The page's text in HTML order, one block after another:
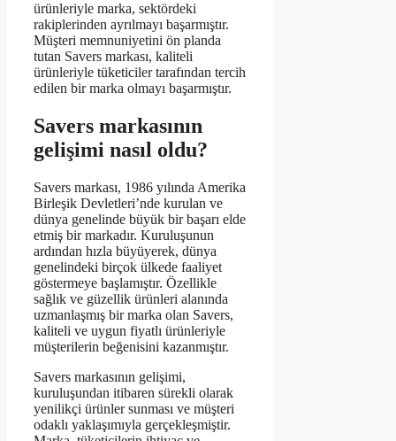
ürünleriyle marka, sektördeki
rakiplerinden ayrılmayı başarmıştır.
Müşteri memnuniyetini ön planda
tutan Savers markası, kaliteli
ürünleriyle tüketiciler tarafından tercih
edilen bir marka olmayı başarmıştır.
Savers markasının
gelişimi nasıl oldu?
Savers markası, 1986 yılında Amerika
Birleşik Devletleri’nde kurulan ve
dünya genelinde büyük bir başarı elde
etmiş bir markadır. Kuruluşunun
ardından hızla büyüyerek, dünya
genelindeki birçok ülkede faaliyet
göstermeye başlamıştır. Özellikle
sağlık ve güzellik ürünleri alanında
uzmanlaşmış bir marka olan Savers,
kaliteli ve uygun fiyatlı ürünleriyle
müşterilerin beğenisini kazanmıştır.
Savers markasının gelişimi,
kuruluşundan itibaren sürekli olarak
yenilikçi ürünler sunması ve müşteri
odaklı yaklaşımıyla gerçekleşmiştir.